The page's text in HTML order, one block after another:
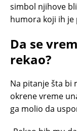
simbol njihove
humora koji ih
Da se
rekao?
Na pitanje šta bi
okrene vreme
ga molio da